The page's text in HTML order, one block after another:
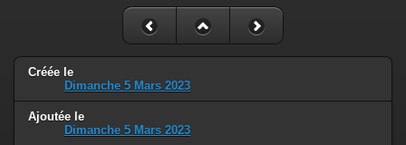
Créée le
Dimanche 5 Mars 2023
Ajoutée le
Dimanche 5 Mars 2023